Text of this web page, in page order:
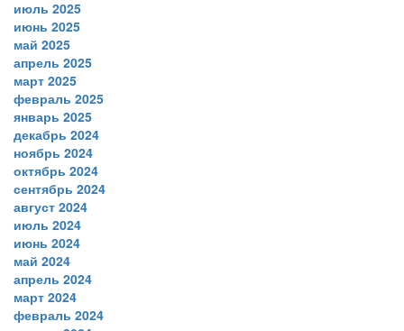
июль 2025
июнь 2025
май 2025
апрель 2025
март 2025
февраль 2025
январь 2025
декабрь 2024
ноябрь 2024
октябрь 2024
сентябрь 2024
август 2024
июль 2024
июнь 2024
май 2024
апрель 2024
март 2024
февраль 2024